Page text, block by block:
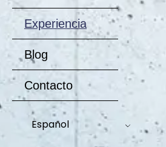
Experiencia
Blog
Contacto
Español